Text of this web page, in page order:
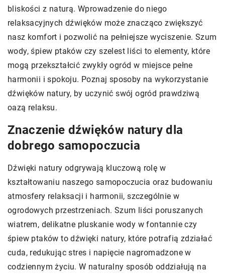
bliskości z naturą. Wprowadzenie do niego
relaksacyjnych dźwięków może znacząco zwiększyć
nasz komfort i pozwolić na pełniejsze wyciszenie. Szum
wody, śpiew ptaków czy szelest liści to elementy, które
mogą przekształcić zwykły ogród w miejsce pełne
harmonii i spokoju. Poznaj sposoby na wykorzystanie
dźwięków natury, by uczynić swój ogród prawdziwą
oazą relaksu.
Znaczenie dźwięków natury dla
dobrego samopoczucia
Dźwięki natury odgrywają kluczową rolę w
kształtowaniu naszego samopoczucia oraz budowaniu
atmosfery relaksacji i harmonii, szczególnie w
ogrodowych przestrzeniach. Szum liści poruszanych
wiatrem, delikatne pluskanie wody w fontannie czy
śpiew ptaków to dźwięki natury, które potrafią zdziałać
cuda, redukując stres i napięcie nagromadzone w
codziennym życiu. W naturalny sposób oddziałują na